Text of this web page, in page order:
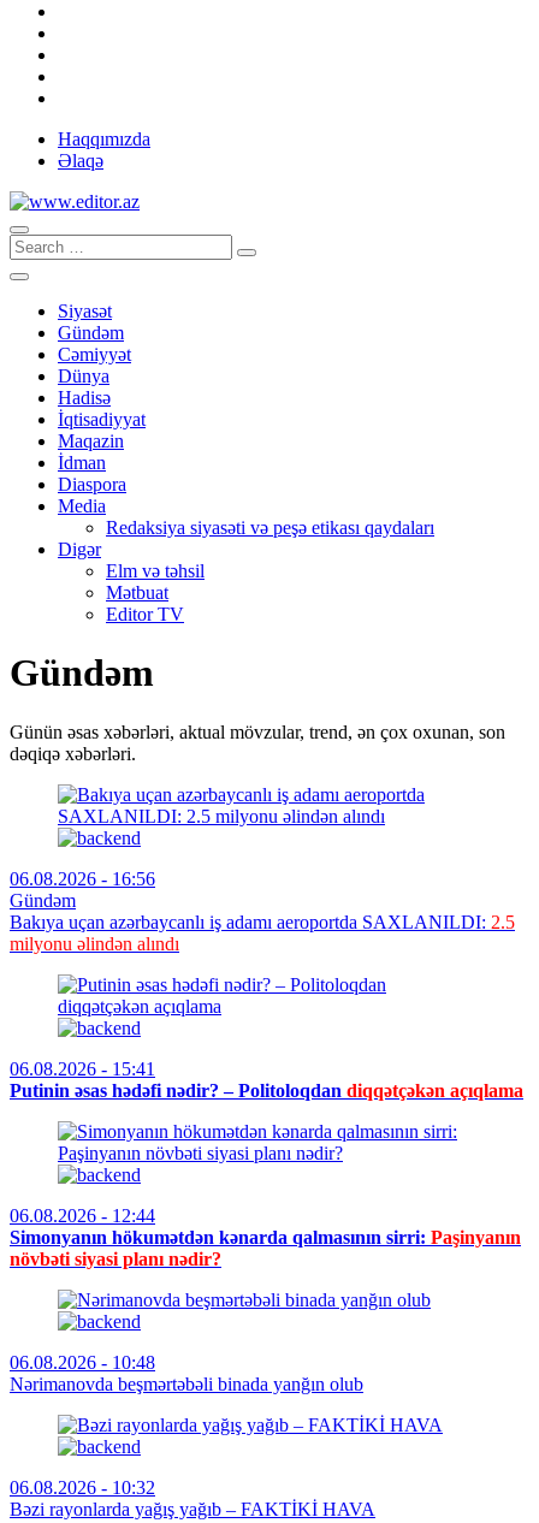
Haqqımızda
Əlaqə
Siyasət
Gündəm
Cəmiyyət
Dünya
Hadisə
İqtisadiyyat
Maqazin
İdman
Diaspora
Media
Redaksiya siyasəti və peşə etikası qaydaları
Digər
Elm və təhsil
Mətbuat
Editor TV
Gündəm
Günün əsas xəbərləri, aktual mövzular, trend, ən çox oxunan, son
dəqiqə xəbərləri.
06.08.2026 - 16:56
Gündəm
Bakıya uçan azərbaycanlı iş adamı aeroportda SAXLANILDI: 2.5
milyonu əlindən alındı
06.08.2026 - 15:41
Putinin əsas hədəfi nədir? – Politoloqdan diqqətçəkən açıqlama
06.08.2026 - 12:44
Simonyanın hökumətdən kənarda qalmasının sirri: Paşinyanın
növbəti siyasi planı nədir?
06.08.2026 - 10:48
Nərimanovda beşmərtəbəli binada yanğın olub
06.08.2026 - 10:32
Bəzi rayonlarda yağış yağıb – FAKTİKİ HAVA